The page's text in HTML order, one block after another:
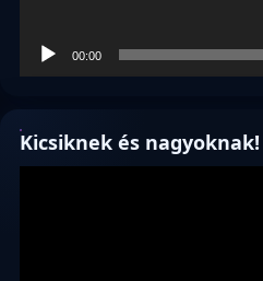
00:00
Kicsiknek és nagyoknak!